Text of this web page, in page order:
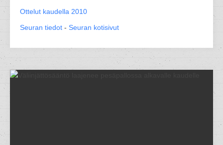
Ottelut kaudella 2010
Seuran tiedot - Seuran kotisivut